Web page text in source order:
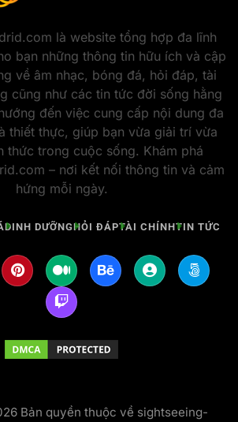
là website tổng hợp đa lĩnh
bạn những thông tin hữu ích và cập
về âm nhạc, bóng đá, hỏi đáp, tài
cũng như các tin tức đời sống hằng
đến việc cung cấp nội dung đa
thiết thực, giúp bạn vừa giải trí vừa
thức trong cuộc sống. Khám phá
– nơi kết nối thông tin và cảm
hứng mỗi ngày.
DINH DƯỠNGHỎI ĐÁPTÀI CHÍNHTIN TỨC
Bản quyền thuộc về sightseeing-